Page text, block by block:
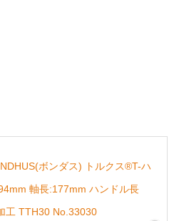
ボンダス) トルクス®T-ハ
軸長:177mm ハンドル長
工 TTH30 No.33030